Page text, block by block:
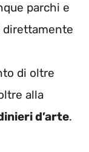
parchi e
di oltre
alla
d’arte.